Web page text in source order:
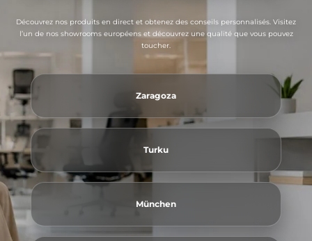
Découvrez nos produits en direct et obtenez des conseils personnalisés. Visitez
l’un de nos showrooms européens et découvrez une qualité que vous pouvez
toucher.
Zaragoza
Turku
München